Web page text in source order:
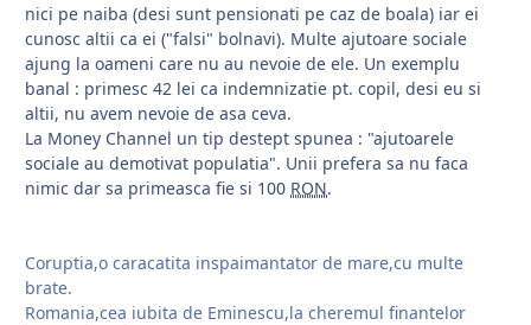
nici pe naiba (desi sunt pensionati pe caz de boala) iar ei
cunosc altii ca ei ("falsi" bolnavi). Multe ajutoare sociale
ajung la oameni care nu au nevoie de ele. Un exemplu
banal : primesc 42 lei ca indemnizatie pt. copil, desi eu si
altii, nu avem nevoie de asa ceva.
La Money Channel un tip destept spunea : "ajutoarele
sociale au demotivat populatia". Unii prefera sa nu faca
nimic dar sa primeasca fie si 100 RON.
Coruptia,o caracatita inspaimantator de mare,cu multe
brate.
Romania,cea iubita de Eminescu,la cheremul finantelor